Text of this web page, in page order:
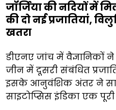
जॉर्जिया की नदियों में
की दो नई प्रजातियां,
खतरा
डीएनए जांच में वैज्ञानिकों
जीन में दूसरी संबंधित
इसके आनुवंशिक अंतर ने
साइटोप्सिस इंडिका एक पूरी